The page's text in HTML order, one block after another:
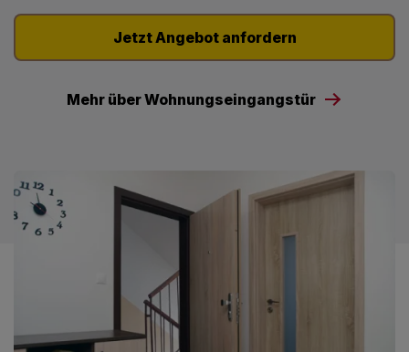
Jetzt Angebot anfordern
Mehr über Wohnungseingangstür